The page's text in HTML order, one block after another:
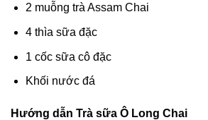
2 muỗng trà Assam Chai
4 thìa sữa đặc
1 cốc sữa cô đặc
Khối nước đá
Hướng dẫn Trà sữa Ô Long Chai